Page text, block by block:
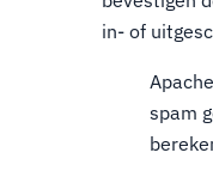
in- of
spam